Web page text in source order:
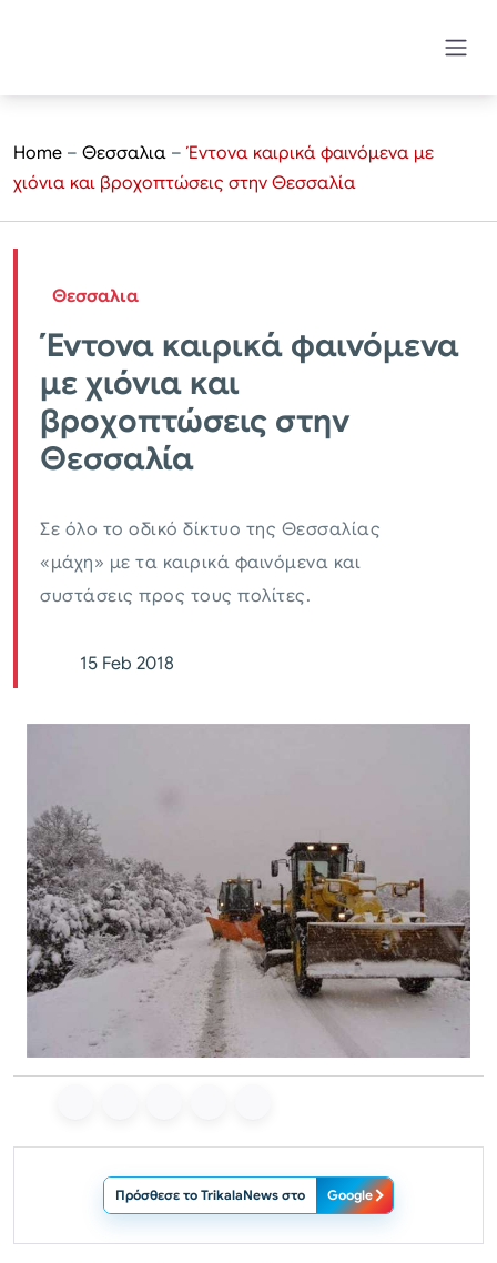
Home – Θεσσαλια – Έντονα καιρικά φαινόμενα με
χιόνια και βροχοπτώσεις στην Θεσσαλία
Θεσσαλια
Έντονα καιρικά φαινόμενα
με χιόνια και
βροχοπτώσεις στην
Θεσσαλία
Σε όλο το οδικό δίκτυο της Θεσσαλίας
«μάχη» με τα καιρικά φαινόμενα και
συστάσεις προς τους πολίτες.
15 Feb 2018
Πρόσθεσε το TrikalaNews στο Google